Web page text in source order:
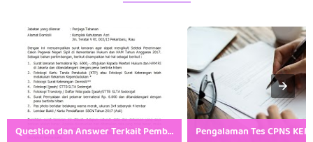
Question dan Answer Terkait Pembukaan CPNS Kemenkumham